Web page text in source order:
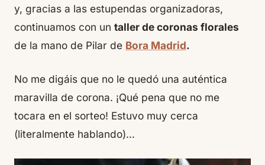
y, gracias a las estupendas organizadoras,
continuamos con un taller de coronas florales
de la mano de Pilar de Bora Madrid.
No me digáis que no le quedó una auténtica
maravilla de corona. ¡Qué pena que no me
tocara en el sorteo! Estuvo muy cerca
(literalmente hablando)…